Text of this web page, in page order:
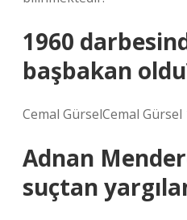
1960
başbakan
Cemal GürselCemal Gürsel
Adnan
suçtan